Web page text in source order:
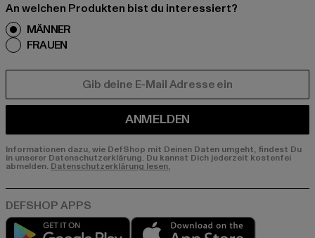
An welchen Produkten bist du interessiert?
MÄNNER
FRAUEN
ANMELDEN
Informationen dazu, wie DefShop mit Deinen Daten umgeht, findest Du
in unserer Datenschutzerklärung. Du kannst Dich jederzeit kostenfei
abmelden. Datenschutzerklärung lesen.
Play market